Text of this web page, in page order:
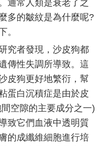
通常人類是衰老了之
多的皺紋是為什麼呢?
。
者發現，沙皮狗都
傳性失調所導致。這
皮狗更好地繁衍，幫
蛋白沉積症是由於皮
空隙的主要成分之一)
致它們血液中透明質
的成纖維細胞進行培